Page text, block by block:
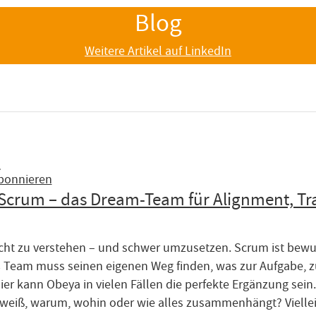
Blog
Weitere Artikel auf LinkedIn
– das Dream-Team für Alignment,
zu verstehen – und schwer umzusetzen. Scrum ist
Team muss seinen eigenen Weg finden, was zur
kann Obeya in vielen Fällen die perfekte Ergänzung
warum, wohin oder wie alles zusammenhängt?